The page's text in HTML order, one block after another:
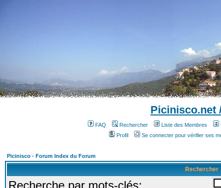
Picinisco.net
FAQ Rechercher Liste des Membres
Profil
Se connecter pour vérifier ses
Picinisco - Forum Index du Forum
Rechercher
Recherche par mots-clés: